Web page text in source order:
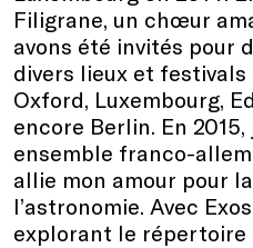
Filigrane, un chœur
avons été invités pour
divers lieux et festivals
Oxford, Luxembourg,
encore Berlin. En
ensemble franco-
allie mon amour pour
l’astronomie. Avec
explorant le répertoire